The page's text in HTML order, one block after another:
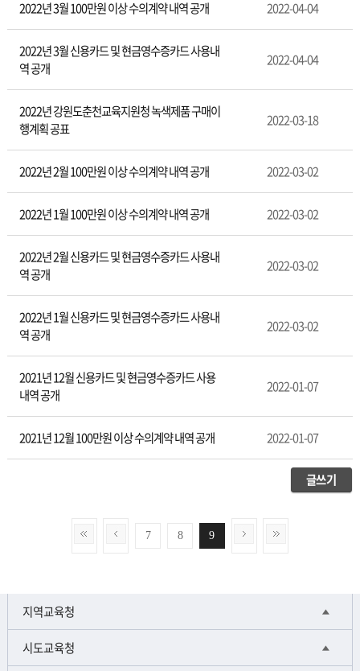
2022년 3월 100만원 이상 수의계약 내역 공개 2022-04-04
2022년 3월 신용카드 및 현금영수증카드 사용내
역 공개
2022-04-04
2022년 강원도춘천교육지원청 녹색제품 구매이
행계획 공표
2022-03-18
2022년 2월 100만원 이상 수의계약 내역 공개 2022-03-02
2022년 1월 100만원 이상 수의계약 내역 공개 2022-03-02
2022년 2월 신용카드 및 현금영수증카드 사용내
역 공개
2022-03-02
2022년 1월 신용카드 및 현금영수증카드 사용내
역 공개
2022-03-02
2021년 12월 신용카드 및 현금영수증카드 사용
내역 공개
2022-01-07
2021년 12월 100만원 이상 수의계약 내역 공개 2022-01-07
글쓰기
7 8 9
지역교육청
시도교육청